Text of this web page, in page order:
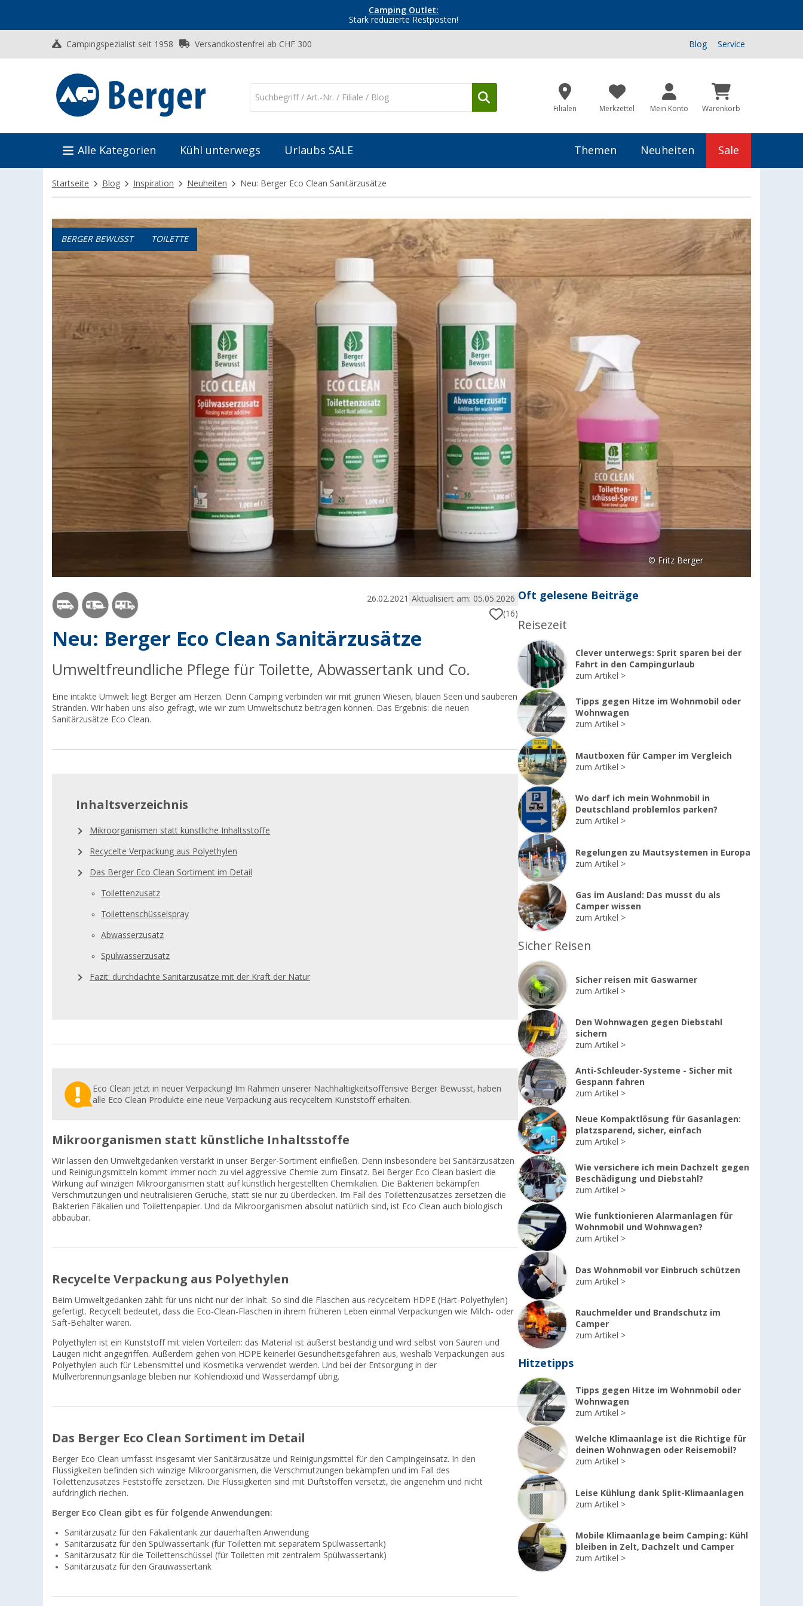
Camping Outlet:
Stark reduzierte Restposten!
Campingspezialist seit 1958 Versandkostenfrei ab CHF 300 Blog Service
Filialen Merkzettel Mein Konto Warenkorb
Alle Kategorien Kühl unterwegs Urlaubs SALE Themen Neuheiten Sale
Startseite Blog Inspiration Neuheiten Neu: Berger Eco Clean Sanitärzusätze
BERGER BEWUSST TOILETTE
© Fritz Berger
26.02.2021 Aktualisiert am: 05.05.2026
(16)
Neu: Berger Eco Clean Sanitärzusätze
Umweltfreundliche Pflege für Toilette, Abwassertank und Co.
Eine intakte Umwelt liegt Berger am Herzen. Denn Camping verbinden wir mit grünen Wiesen, blauen Seen und sauberen
Stränden. Wir haben uns also gefragt, wie wir zum Umweltschutz beitragen können. Das Ergebnis: die neuen
Sanitärzusätze Eco Clean.
Inhaltsverzeichnis
Mikroorganismen statt künstliche Inhaltsstoffe
Recycelte Verpackung aus Polyethylen
Das Berger Eco Clean Sortiment im Detail
Toilettenzusatz
Toilettenschüsselspray
Abwasserzusatz
Spülwasserzusatz
Fazit: durchdachte Sanitärzusätze mit der Kraft der Natur
Eco Clean jetzt in neuer Verpackung! Im Rahmen unserer Nachhaltigkeitsoffensive Berger Bewusst, haben
alle Eco Clean Produkte eine neue Verpackung aus recyceltem Kunststoff erhalten.
Mikroorganismen statt künstliche Inhaltsstoffe
Wir lassen den Umweltgedanken verstärkt in unser Berger-Sortiment einfließen. Denn insbesondere bei Sanitärzusätzen
und Reinigungsmitteln kommt immer noch zu viel aggressive Chemie zum Einsatz. Bei Berger Eco Clean basiert die
Wirkung auf winzigen Mikroorganismen statt auf künstlich hergestellten Chemikalien. Die Bakterien bekämpfen
Verschmutzungen und neutralisieren Gerüche, statt sie nur zu überdecken. Im Fall des Toilettenzusatzes zersetzen die
Bakterien Fäkalien und Toilettenpapier. Und da Mikroorganismen absolut natürlich sind, ist Eco Clean auch biologisch
abbaubar.
Recycelte Verpackung aus Polyethylen
Beim Umweltgedanken zählt für uns nicht nur der Inhalt. So sind die Flaschen aus recyceltem HDPE (Hart-Polyethylen)
gefertigt. Recycelt bedeutet, dass die Eco-Clean-Flaschen in ihrem früheren Leben einmal Verpackungen wie Milch- oder
Saft-Behälter waren.
Polyethylen ist ein Kunststoff mit vielen Vorteilen: das Material ist äußerst beständig und wird selbst von Säuren und
Laugen nicht angegriffen. Außerdem gehen von HDPE keinerlei Gesundheitsgefahren aus, weshalb Verpackungen aus
Polyethylen auch für Lebensmittel und Kosmetika verwendet werden. Und bei der Entsorgung in der
Müllverbrennungsanlage bleiben nur Kohlendioxid und Wasserdampf übrig.
Das Berger Eco Clean Sortiment im Detail
Berger Eco Clean umfasst insgesamt vier Sanitärzusätze und Reinigungsmittel für den Campingeinsatz. In den
Flüssigkeiten befinden sich winzige Mikroorganismen, die Verschmutzungen bekämpfen und im Fall des
Toilettenzusatzes Feststoffe zersetzen. Die Flüssigkeiten sind mit Duftstoffen versetzt, die angenehm und nicht
aufdringlich riechen.
Berger Eco Clean gibt es für folgende Anwendungen:
Sanitärzusatz für den Fäkalientank zur dauerhaften Anwendung
Sanitärzusatz für den Spülwassertank (für Toiletten mit separatem Spülwassertank)
Sanitärzusatz für die Toilettenschüssel (für Toiletten mit zentralem Spülwassertank)
Sanitärzusatz für den Grauwassertank
Oft gelesene Beiträge
Reisezeit
Clever unterwegs: Sprit sparen bei der
Fahrt in den Campingurlaub
zum Artikel
Tipps gegen Hitze im Wohnmobil oder
Wohnwagen
zum Artikel
Mautboxen für Camper im Vergleich
zum Artikel
Wo darf ich mein Wohnmobil in
Deutschland problemlos parken?
zum Artikel
Regelungen zu Mautsystemen in Europa
zum Artikel
Gas im Ausland: Das musst du als
Camper wissen
zum Artikel
Sicher Reisen
Sicher reisen mit Gaswarner
zum Artikel
Den Wohnwagen gegen Diebstahl
sichern
zum Artikel
Anti-Schleuder-Systeme - Sicher mit
Gespann fahren
zum Artikel
Neue Kompaktlösung für Gasanlagen:
platzsparend, sicher, einfach
zum Artikel
Wie versichere ich mein Dachzelt gegen
Beschädigung und Diebstahl?
zum Artikel
Wie funktionieren Alarmanlagen für
Wohnmobil und Wohnwagen?
zum Artikel
Das Wohnmobil vor Einbruch schützen
zum Artikel
Rauchmelder und Brandschutz im
Camper
zum Artikel
Hitzetipps
Tipps gegen Hitze im Wohnmobil oder
Wohnwagen
zum Artikel
Welche Klimaanlage ist die Richtige für
deinen Wohnwagen oder Reisemobil?
zum Artikel
Leise Kühlung dank Split-Klimaanlagen
zum Artikel
Mobile Klimaanlage beim Camping: Kühl
bleiben in Zelt, Dachzelt und Camper
zum Artikel